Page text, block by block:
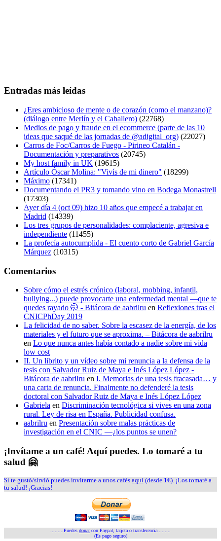
Entradas más leídas
¿Eres ambicioso de mente o de corazón (como el manzano)?
(diálogo entre Merlín y el Caballero) (22768)
Medios de pago y fraude en el ecommerce (parte de las 10
ideas que saqué de las jornadas de @adigital_org) (22027)
Carros de Foc/Carros de Fuego - Pirineo Catalán -
Documentación y preparativos (20745)
My host family in UK (19615)
Artículo Óscar Molina: "Vivís de mi dinero" (18299)
Máximo (17341)
Documentando el PR3 y tomando vino en Bodega Monastrell
(17303)
Ayer día 4 (oct 09) hizo 10 años que empecé a trabajar en
Madrid (14339)
Los tres grupos de personalidades: complaciente, agresiva e
independiente (11455)
La profecía autocumplida - El cuento corto de Gabriel García
Márquez (10315)
Comentarios
Sobre cómo el estrés crónico (laboral, mobbing, infantil,
bullying...) puede provocarte una enfermedad mental —que te
quedes rayado 🤭 - Bitácora de aabrilru en Reflexiones tras el
CNICPhDay 2019
La felicidad de no saber. Sobre la escasez de la energía, de los
materiales y el futuro que se aproxima. – Bitácora de aabrilru
en Lo que nunca antes había contado a nadie sobre mi vida
low cost
II. Un librito y un vídeo sobre mi renuncia a la defensa de la
tesis con Salvador Ruiz de Maya e Inés López López -
Bitácora de aabrilru en I. Memorias de una tesis fracasada… y
una carta de renuncia. Finalmente no defenderé la tesis
doctoral con Salvador Ruiz de Maya e Inés López López
Gabriela en Discriminación tecnológica si vives en una zona
rural. Ley de risa en España. Publicidad confusa.
aabrilru en Presentación sobre malas prácticas de
investigación en el CNIC —¿los puntos se unen?
¡Invítame a un café! Aquí puedes. Lo tomaré a tu
salud 🤗
Si te gustó/sirvió puedes invitarme a unos cafés aquí (desde 1€). ¡Los tomaré a
tu salud! ¡Gracias!
.........Puedes donarcon Paypal, tarjeta o transferencia.........
(Es pago seguro)